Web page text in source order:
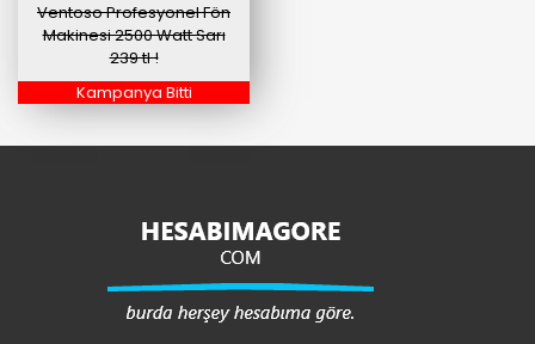
Ventoso Profesyonel Fön
Makinesi 2500 Watt Sarı
239 tl !
Kampanya Bitti